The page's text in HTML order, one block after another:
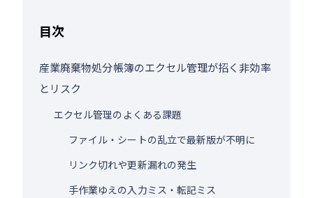
目次
産業廃棄物処分帳簿のエクセル管理が招く非効率
とリスク
エクセル管理のよくある課題
ファイル・シートの乱立で最新版が不明に
リンク切れや更新漏れの発生
手作業ゆえの入力ミス・転記ミス